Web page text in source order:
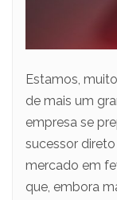
Estamos,
de mais um
empresa se
sucessor
mercado em
que, embora